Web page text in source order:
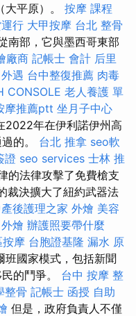
平原）。 按摩 課程
行 大甲按摩 台北 整骨
南部，它與墨西哥東部
廠商 記帳士 會計 后里
外遇 台中整復推薦 肉毒
CONSOLE 老人養護 單
摩推薦ptt 坐月子中心
2022年在伊利諾伊州高
的。 台北 推拿 seo軟
證 seo services 士林 推
的法律攻擊了免費槍支
裁決擴大了紐約武器法
後護理之家 外燴 美容
外燴 辦護照要帶什麼
按摩 台胞證基隆 漏水 原
班國家模式，包括新聞
的鬥爭。 台中 按摩 整
整骨 記帳士 函授 自助
但是，政府負責人不僅